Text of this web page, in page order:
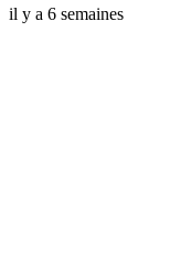
il y a 6 semaines